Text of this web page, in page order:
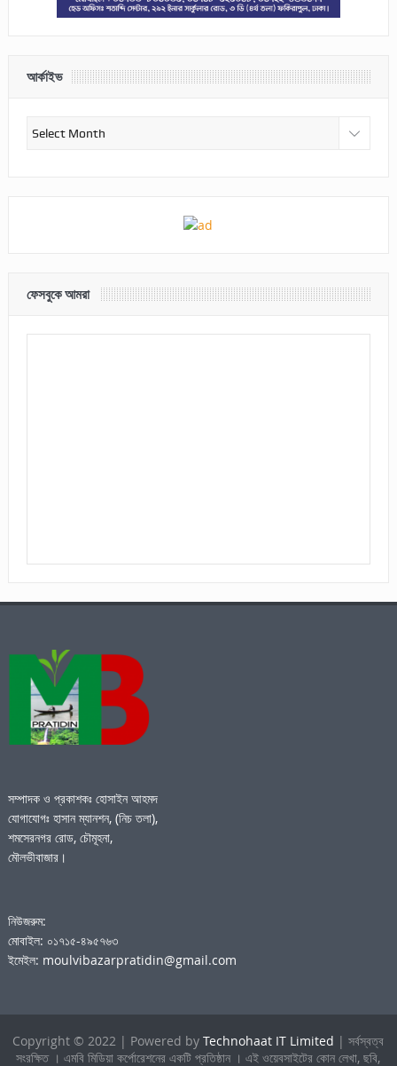
আর্কাইভ
আর্কাইভ
ফেসবুকে আমরা
সম্পাদক ও প্রকাশকঃ হোসাইন আহমদ
যোগাযোগঃ হাসান ম্যানশন, (নিচ তলা),
শমসেরনগর রোড, চৌমূহনা,
মৌলভীবাজার।
নিউজরুম:
মোবাইল: ০১৭১৫-৪৯৫৭৬৩
ইমেইল: moulvibazarpratidin@gmail.com
Copyright © 2022 | Powered byTechnohaat IT Limited | সর্বস্বত্ব
সংরক্ষিত । এমবি মিডিয়া কর্পোরেশনের একটি প্রতিষ্ঠান । এই ওয়েবসাইটের কোন লেখা, ছবি,